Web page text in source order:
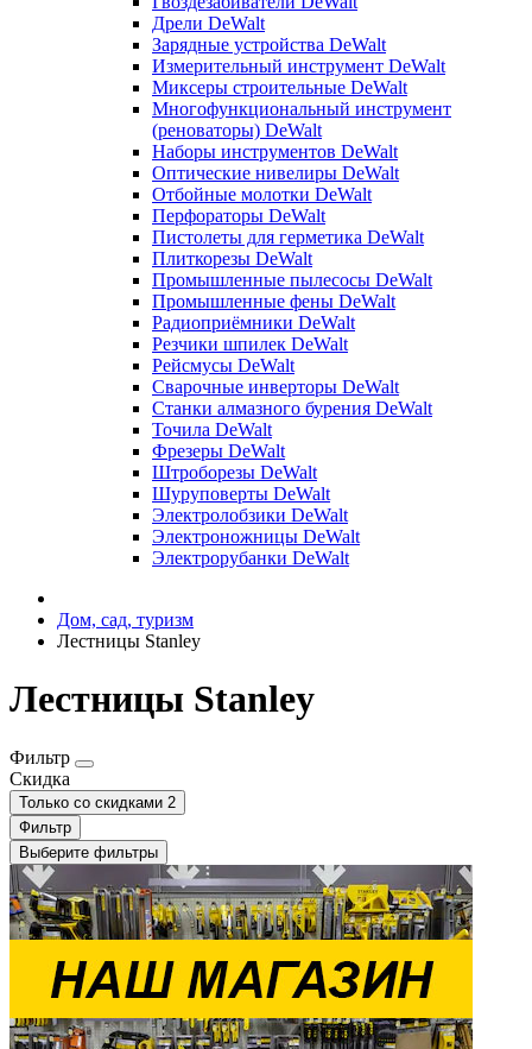
Дрели DeWalt
Зарядные устройства DeWalt
Измерительный инструмент DeWalt
Миксеры строительные DeWalt
Многофункциональный инструмент
(реноваторы) DeWalt
Наборы инструментов DeWalt
Оптические нивелиры DeWalt
Отбойные молотки DeWalt
Перфораторы DeWalt
Пистолеты для герметика DeWalt
Плиткорезы DeWalt
Промышленные пылесосы DeWalt
Промышленные фены DeWalt
Радиоприёмники DeWalt
Резчики шпилек DeWalt
Рейсмусы DeWalt
Сварочные инверторы DeWalt
Станки алмазного бурения DeWalt
Точила DeWalt
Фрезеры DeWalt
Штроборезы DeWalt
Шуруповерты DeWalt
Электролобзики DeWalt
Электроножницы DeWalt
Электрорубанки DeWalt
Дом, сад, туризм
Лестницы Stanley
Лестницы Stanley
Фильтр
Скидка
Только со cкидками 2
Фильтр
Выберите фильтры